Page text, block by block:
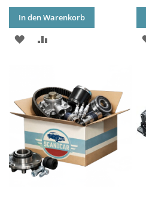
In den Warenkorb
ZUR